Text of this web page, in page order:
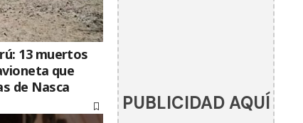
13 muertos
que
de Nasca
PUBLICIDAD AQUÍ